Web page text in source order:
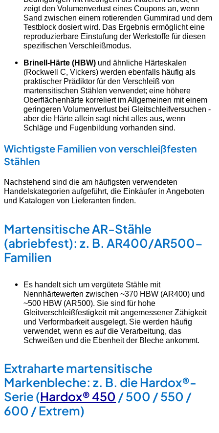
zeigt den Volumenverlust eines Coupons an, wenn
Sand zwischen einem rotierenden Gummirad und dem
Testblock dosiert wird. Das Ergebnis ermöglicht eine
reproduzierbare Einstufung der Werkstoffe für diesen
spezifischen Verschleißmodus.
Brinell-Härte (HBW) und ähnliche Härteskalen
(Rockwell C, Vickers) werden ebenfalls häufig als
praktischer Prädiktor für den Verschleiß von
martensitischen Stählen verwendet; eine höhere
Oberflächenhärte korreliert im Allgemeinen mit einem
geringeren Volumenverlust bei Gleitschleifversuchen -
aber die Härte allein sagt nicht alles aus, wenn
Schläge und Fugenbildung vorhanden sind.
Wichtigste Familien von verschleißfesten
Stählen
Nachstehend sind die am häufigsten verwendeten
Handelskategorien aufgeführt, die Einkäufer in Angeboten
und Katalogen von Lieferanten finden.
Martensitische AR-Stähle
(abriebfest): z. B. AR400/AR500-
Familien
Es handelt sich um vergütete Stähle mit
Nennhärtewerten zwischen ~370 HBW (AR400) und
~500 HBW (AR500). Sie sind für hohe
Gleitverschleißfestigkeit mit angemessener Zähigkeit
und Verformbarkeit ausgelegt. Sie werden häufig
verwendet, wenn es auf die Verarbeitung, das
Schweißen und die Ebenheit der Bleche ankommt.
Extraharte martensitische
Markenbleche: z. B. die Hardox®-
Serie (Hardox® 450 / 500 / 550 /
600 / Extrem)